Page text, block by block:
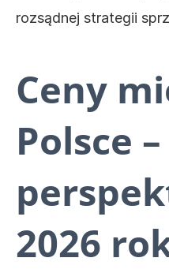
rozsądnej strategii
Ceny
Polsce –
2026